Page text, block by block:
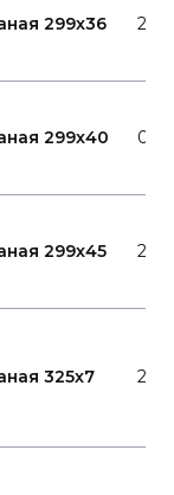
299x36 20
299x40
299x45 20
325x7 20